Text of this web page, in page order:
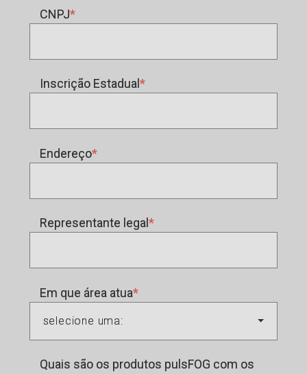
CNPJ
Inscrição Estadual
Endereço
Representante legal
Em que área atua
selecione uma:
Quais são os produtos pulsFOG com os